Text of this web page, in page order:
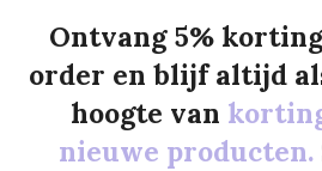
Ontvang 5%
order en blijf altijd
hoogte van
nieuwe producten.